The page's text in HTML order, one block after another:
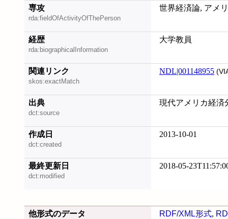
専攻
rda:fieldOfActivityOfThePerson
世界経済論, アメ
経歴
rda:biographicalInformation
大学教員
関連リンク
skos:exactMatch
NDL|001148955
出典
dct:source
現代アメリカ経済
作成日
dct:created
2013-10-01
最終更新日
dct:modified
2018-05-
他形式のデータ RDF/XML形式,